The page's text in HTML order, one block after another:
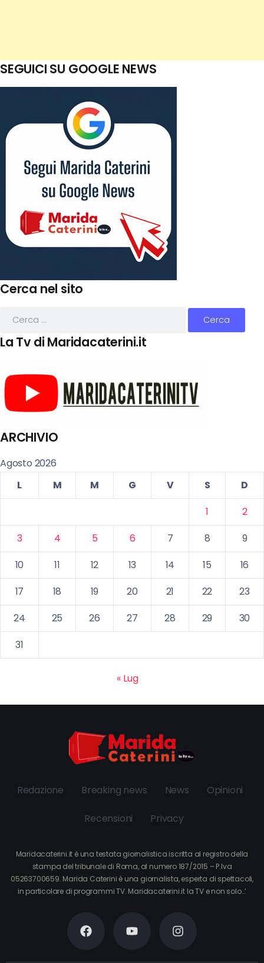
SEGUICI SU GOOGLE NEWS
Cerca nel sito
La Tv di Maridacaterini.it
ARCHIVIO
Agosto 2026
L
M M G V S
D
1
2
3
4 5 6 7 8
9
10
11 12 13 14 15
16
17
18 19 20 21 22
23
24
25 26 27 28 29
30
31
« Lug
Redazione Breaking news News Opinioni
Recensioni Privacy
Maridacaterini.it è una testata giornalistica iscritta al registro della
stampa del tribunale di Roma, al numero 187/2015 – P.Iva
05263700659. Marida Caterini è una giornalista, esperta di spettacoli,
in particolare di programmi TV. Maridacaterini.it la TV e non solo…’